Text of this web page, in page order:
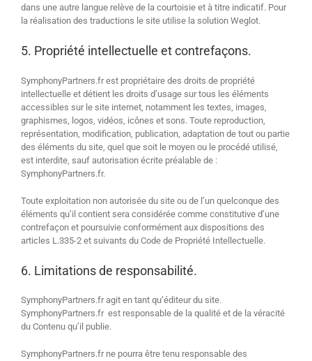
dans une autre langue relève de la courtoisie et à titre indicatif. Pour
la réalisation des traductions le site utilise la solution Weglot.
5. Propriété intellectuelle et contrefaçons.
SymphonyPartners.fr est propriétaire des droits de propriété
intellectuelle et détient les droits d’usage sur tous les éléments
accessibles sur le site internet, notamment les textes, images,
graphismes, logos, vidéos, icônes et sons. Toute reproduction,
représentation, modification, publication, adaptation de tout ou partie
des éléments du site, quel que soit le moyen ou le procédé utilisé,
est interdite, sauf autorisation écrite préalable de :
SymphonyPartners.fr.
Toute exploitation non autorisée du site ou de l’un quelconque des
éléments qu’il contient sera considérée comme constitutive d’une
contrefaçon et poursuivie conformément aux dispositions des
articles L.335-2 et suivants du Code de Propriété Intellectuelle.
6. Limitations de responsabilité.
SymphonyPartners.fr agit en tant qu’éditeur du site.
SymphonyPartners.fr est responsable de la qualité et de la véracité
du Contenu qu’il publie.
SymphonyPartners.fr ne pourra être tenu responsable des